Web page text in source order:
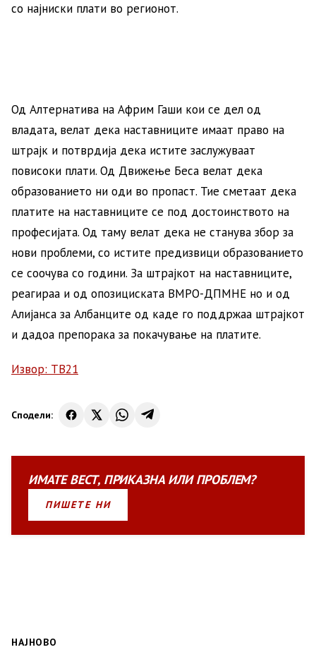
со најниски плати во регионот.
Од Алтернатива на Африм Гаши кои се дел од
владата, велат дека наставниците имаат право на
штрајк и потврдија дека истите заслужуваат
повисоки плати. Од Движење Беса велат дека
образованието ни оди во пропаст. Тие сметаат дека
платите на наставниците се под достоинството на
професијата. Од таму велат дека не станува збор за
нови проблеми, со истите предизвици образованието
се соочува со години. За штрајкот на наставниците,
реагираа и од опозициската ВМРО-ДПМНЕ но и од
Алијанса за Албанците од каде го поддржаа штрајкот
и дадоа препорака за покачување на платите.
Извор: ТВ21
Сподели:
ИМАТЕВЕСТ, ПРИКАЗНАИЛИПРОБЛЕМ?
ПИШЕТЕ НИ
НАЈНОВО